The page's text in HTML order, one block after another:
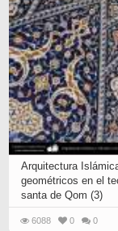
Arquitectura
geométricos en el
santa de Qom (3)
6088 0 0